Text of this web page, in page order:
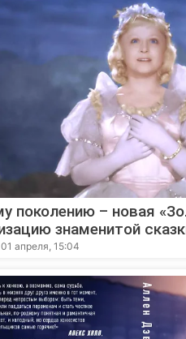
поколению – новая
знаменитой
апреля, 15:04